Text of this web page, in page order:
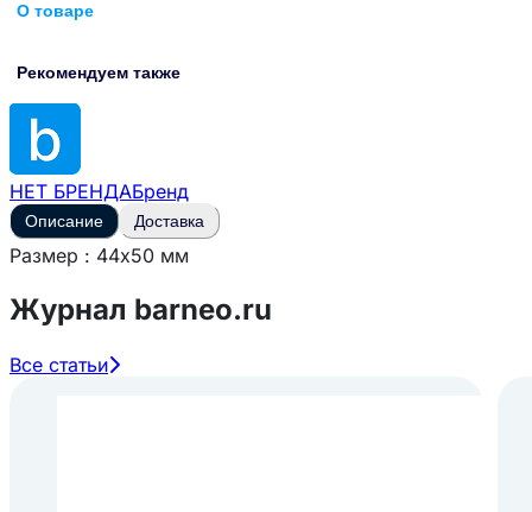
О товаре
Рекомендуем также
НЕТ БРЕНДАБренд
Описание Доставка
Размер : 44х50 мм
Журнал barneo.ru
Все статьи